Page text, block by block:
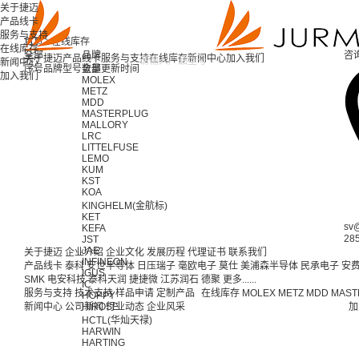
关于捷迈产品线卡服务与支持在线库存新闻中心加入我们
关于捷迈
产品线卡
服务与支持
在线库存
新闻中心
加入我们
首页 >在线库存
咨
全部
品牌
全部
MOLEX
METZ
MDD
MASTERPLUG
MALLORY
LRC
LITTELFUSE
LEMO
KUM
KST
KOA
KINGHELM(金航标)
KET
KEFA
JST
JAE
INFINEON
IGUS
IC
HOPPY
HIROSE
HCTL(华灿天禄)
HARWIN
HARTING
序号品牌型号数量更新时间
关于捷迈 企业介绍 企业文化 发展历程 代理证书 联系我们
产品线卡 泰科 安世半导体 日压瑞子 毫欧电子 莫仕 美浦森半导体 民承电子 安
SMK 电安科技 泰科天润 捷捷微 江苏润石 德聚 更多......
服务与支持 技术支持 样品申请 定制产品 在线库存 MOLEX METZ MDD
新闻中心 公司新闻 行业动态 企业风采